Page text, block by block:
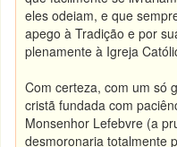
eles odeiam, e que
apego à Tradição e por
plenamente à Igreja
Com certeza, com um só
cristã fundada com
Monsenhor Lefebvre (a
desmoronaria totalmente